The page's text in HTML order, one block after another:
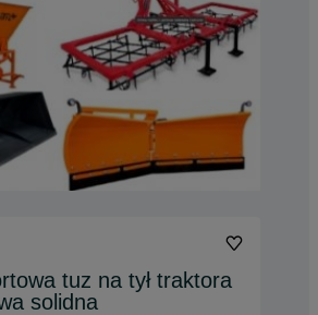
tuz na tył traktora
solidna